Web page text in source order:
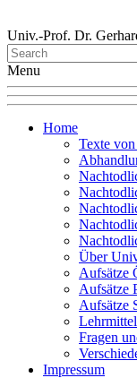
Univ.-Prof. Dr.
Menu
Home
Texte
Über
Aufsätze
Aufsätze
Aufsätze
Lehrmittel
Fragen
Impressum